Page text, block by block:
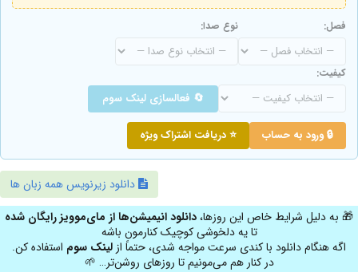
فصل: نوع صدا:
کیفیت:
🔄 فعالسازی لینک سوم
🔒 ورود به حساب ⭐ دریافت اشتراک ویژه
دانلود زیرنویس همه زبان ها
🎁 به دلیل شرایط خاص این روزها،دانلود انیمیشن‌ها از مای‌موویز رایگان شده
تا یه دلخوشی کوچیک کنارمون باشه
اگه هنگام دانلود با کندی سرعت مواجه شدی، حتماً از لینک سوم استفاده کن.
در کنار هم می‌مونیم تا روزهای روشن‌تر… 🌱